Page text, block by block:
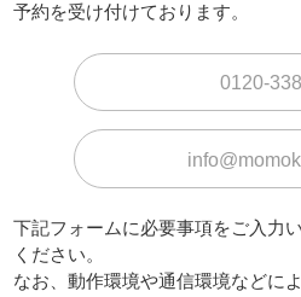
予約を受け付けております。
0120-
下記フォームに必要事項をご入力
ください。
なお、動作環境や通信環境などに